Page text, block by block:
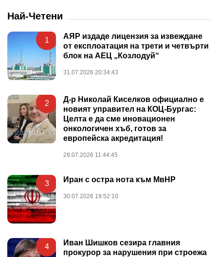
Най-Четени
1
АЯР издаде лицензия за извеждане
от експлоатация на трети и четвърти
блок на АЕЦ „Козлодуй“
31.07.2026 20:34:43
2
Д-р Николай Киселков официално е
новият управител на КОЦ-Бургас:
Целта е да сме иновационен
онкологичен хъб, готов за
европейска акредитация!
28.07.2026 11:44:45
3 Иран с остра нота към МвНР
30.07.2026 19:52:10
4
Иван Шишков сезира главния
прокурор за нарушения при строежа